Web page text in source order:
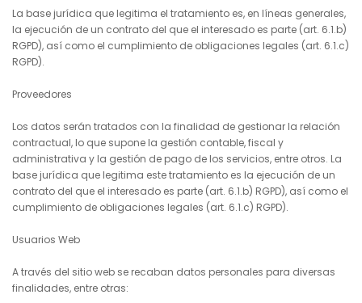
La base jurídica que legitima el tratamiento es, en líneas generales,
la ejecución de un contrato del que el interesado es parte (art. 6.1.b)
RGPD), así como el cumplimiento de obligaciones legales (art. 6.1.c)
RGPD).
Proveedores
Los datos serán tratados con la finalidad de gestionar la relación
contractual, lo que supone la gestión contable, fiscal y
administrativa y la gestión de pago de los servicios, entre otros. La
base jurídica que legitima este tratamiento es la ejecución de un
contrato del que el interesado es parte (art. 6.1.b) RGPD), así como el
cumplimiento de obligaciones legales (art. 6.1.c) RGPD).
Usuarios Web
A través del sitio web se recaban datos personales para diversas
finalidades, entre otras: